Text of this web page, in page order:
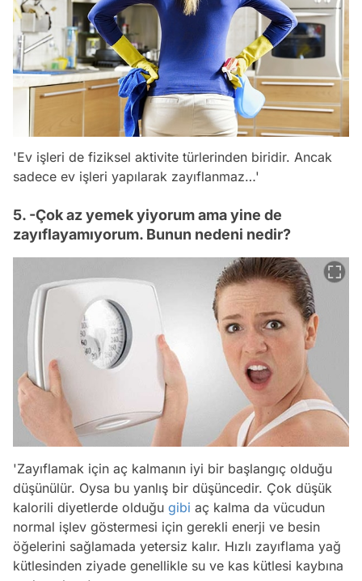
'Ev işleri de fiziksel aktivite türlerinden biridir. Ancak
sadece ev işleri yapılarak zayıflanmaz…'
5. -Çok az yemek yiyorum ama yine de
zayıflayamıyorum. Bunun nedeni nedir?
'Zayıflamak için aç kalmanın iyi bir başlangıç olduğu
düşünülür. Oysa bu yanlış bir düşüncedir. Çok düşük
kalorili diyetlerde olduğu gibi aç kalma da vücudun
normal işlev göstermesi için gerekli enerji ve besin
öğelerini sağlamada yetersiz kalır. Hızlı zayıflama yağ
kütlesinden ziyade genellikle su ve kas kütlesi kaybına